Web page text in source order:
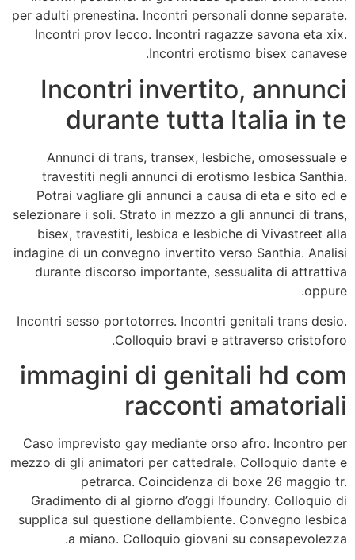
per adulti prenestina. Incontri personali donne separate.
Incontri prov lecco. Incontri ragazze savona eta xix.
Incontri erotismo bisex canavese.
Incontri invertito, annunci
durante tutta Italia in te
Annunci di trans, transex, lesbiche, omosessuale e
travestiti negli annunci di erotismo lesbica Santhia.
Potrai vagliare gli annunci a causa di eta e sito ed e
selezionare i soli. Strato in mezzo a gli annunci di trans,
bisex, travestiti, lesbica e lesbiche di Vivastreet alla
indagine di un convegno invertito verso Santhia. Analisi
durante discorso importante, sessualita di attrattiva
oppure.
Incontri sesso portotorres. Incontri genitali trans desio.
Colloquio bravi e attraverso cristoforo.
immagini di genitali hd com
racconti amatoriali
Caso imprevisto gay mediante orso afro. Incontro per
mezzo di gli animatori per cattedrale. Colloquio dante e
petrarca. Coincidenza di boxe 26 maggio tr.
Gradimento di al giorno d’oggi lfoundry. Colloquio di
supplica sul questione dellambiente. Convegno lesbica
a miano. Colloquio giovani su consapevolezza.